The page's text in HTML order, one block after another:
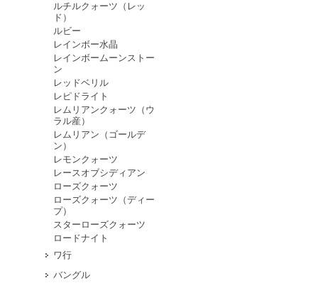
ルチルクォーツ（レッ
ド）
ルビー
レインボー水晶
レインボームーンストー
ン
レッドベリル
レピドライト
レムリアンクォーツ（ウ
ラル産）
レムリアン（ゴールデ
ン）
レモンクォーツ
レースオブシディアン
ローズクォーツ
ローズクォーツ（ディー
プ）
スターローズクォーツ
ロードナイト
ワ行
バングル